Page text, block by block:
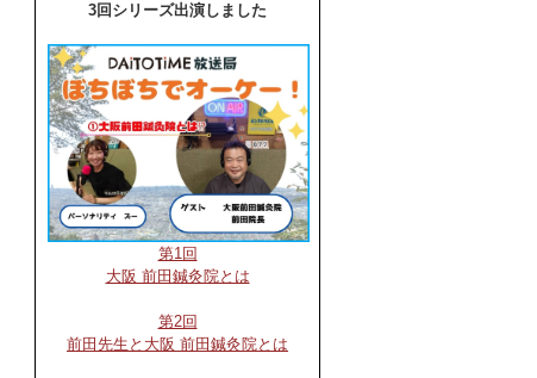
3回シリーズ出演しました
第1回
大阪 前田鍼灸院とは
第2回
前田先生と大阪 前田鍼灸院とは